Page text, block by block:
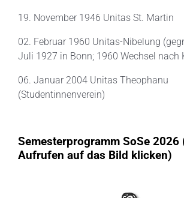
19. November 1946 Unitas St. Martin
02. Februar 1960 Unitas-Nibelung
Juli 1927 in Bonn; 1960 Wechsel nach
06. Januar 2004 Unitas Theophanu
(Studentinnenverein)
Semesterprogramm SoSe 2026
Aufrufen auf das Bild klicken)